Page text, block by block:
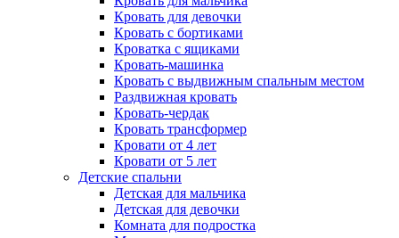
Кровать для девочки
Кровать с бортиками
Кроватка с ящиками
Кровать-машинка
Кровать с выдвижным спальным местом
Раздвижная кровать
Кровать-чердак
Кровать трансформер
Кровати от 4 лет
Кровати от 5 лет
Детские спальни
Детская для мальчика
Детская для девочки
Комната для подростка